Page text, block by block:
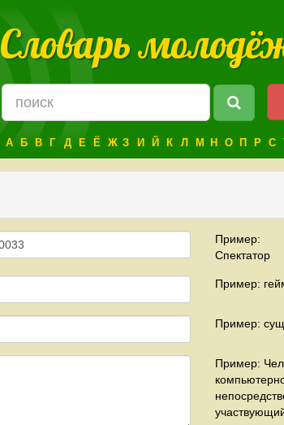
Словарь
А Б В Г Д Е Ё Ж З И Й К Л М Н О П Р С
Пример:
Спектатор
Пример:
Пример:
Пример: